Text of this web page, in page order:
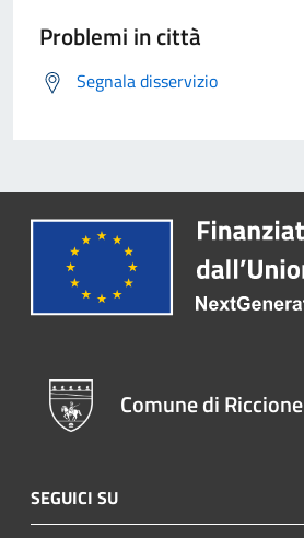
Problemi in città
Segnala disservizio
Comune di Riccione
SEGUICI SU